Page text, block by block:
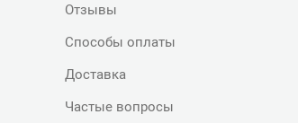
Отзывы
Способы оплаты
Доставка
Частые вопросы